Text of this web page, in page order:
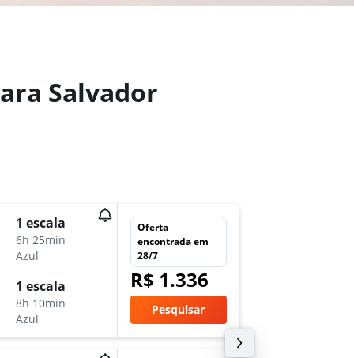
Salvador
1 escala
6h 25min
Azul
1 escala
8h 10min
Azul
Oferta
encontrada em
28/7
R$ 1.336
Pesquisar